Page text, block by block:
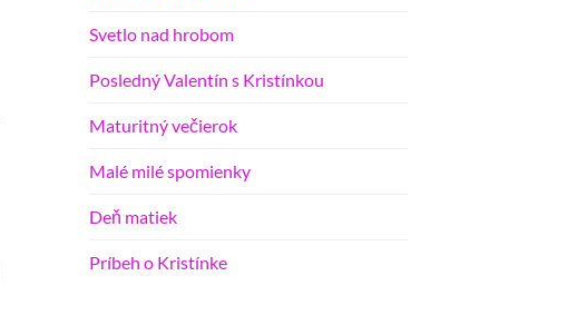
Svetlo nad hrobom
Posledný Valentín s Kristínkou
Maturitný večierok
Malé milé spomienky
Deň matiek
Príbeh o Kristínke